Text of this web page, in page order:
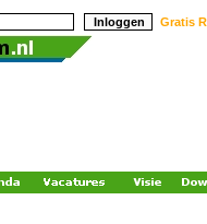
Gratis